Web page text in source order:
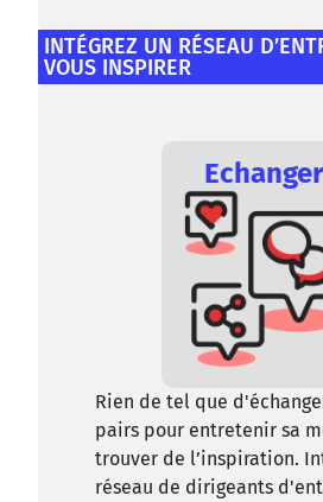
INTÉGREZ UN RÉSEAU
VOUS INSPIRER
Echanger
Rien de tel que
pairs pour entretenir sa
trouver de l’inspiration.
réseau de dirigeants